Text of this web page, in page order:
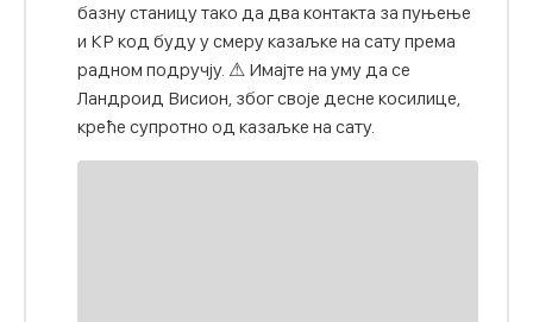
базну станицу тако да два контакта за пуњење
и КР код буду у смеру казаљке на сату према
радном подручју. ⚠ Имајте на уму да се
Ландроид Висион, због своје десне косилице,
креће супротно од казаљке на сату.